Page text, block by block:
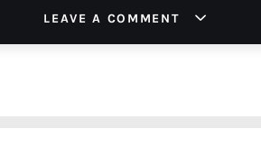
LEAVE A COMMENT